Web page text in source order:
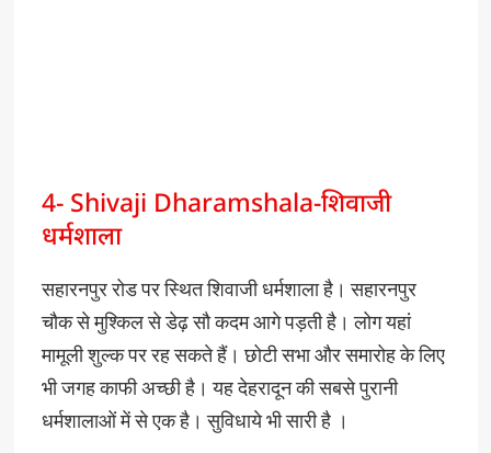
4- Shivaji Dharamshala-शिवाजी
धर्मशाला
सहारनपुर रोड पर स्थित शिवाजी धर्मशाला है। सहारनपुर
चौक से मुश्किल से डेढ़ सौ कदम आगे पड़ती है। लोग यहां
मामूली शुल्क पर रह सकते हैं। छोटी सभा और समारोह के लिए
भी जगह काफी अच्छी है। यह देहरादून की सबसे पुरानी
धर्मशालाओं में से एक है। सुविधाये भी सारी है ।